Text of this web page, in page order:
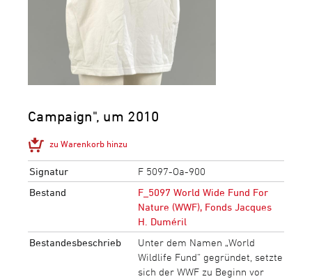
Campaign", um 2010
zu Warenkorb hinzu
Signatur
F 5097-Oa-900
Bestand
F_5097 World Wide Fund For
Nature (WWF), Fonds Jacques
H. Duméril
Bestandesbeschrieb
Unter dem Namen „World
Wildlife Fund“ gegründet, setzte
sich der WWF zu Beginn vor